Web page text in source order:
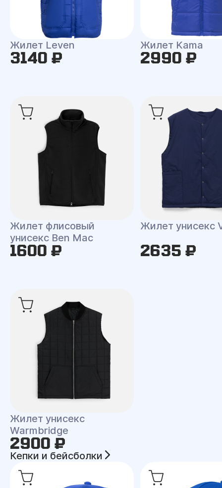
Жилет Leven
3140 ₽
Жилет Kama
2990 ₽
Жилет флисовый
унисекс Ben Mac
1600 ₽
Жилет унисекс
2635 ₽
Жилет унисекс
Warmbridge
2900 ₽
Кепки и бейсболки